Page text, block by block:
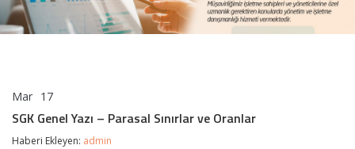
Mar 17
Yazı
–
SGK Genel Yazı – Parasal Sınırlar ve Oranlar
Haberi Ekleyen: admin